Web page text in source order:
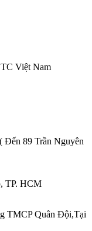
Việt Nam
89 Trần Nguyên
TP. HCM
TMCP Quân Đội,Tại